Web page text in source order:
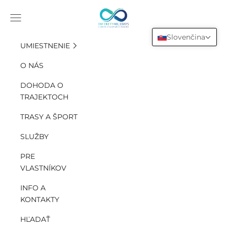
INFINITY HOLIDAYS SAS
Otvorte navigačnú ponuku
UMIESTNENIE
O NÁS
DOHODA O
TRAJEKTOCH
TRASY A ŠPORT
SLUŽBY
PRE
VLASTNÍKOV
INFO A
KONTAKTY
HĽADAŤ
Slovenčina